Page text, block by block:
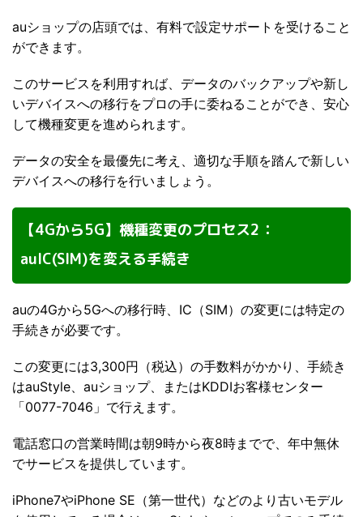
auショップの店頭では、有料で設定サポートを受けること
ができます。
このサービスを利用すれば、データのバックアップや新し
いデバイスへの移行をプロの手に委ねることができ、安心
して機種変更を進められます。
データの安全を最優先に考え、適切な手順を踏んで新しい
デバイスへの移行を行いましょう。
【4Gから5G】機種変更のプロセス2：
auIC(SIM)を変える手続き
auの4Gから5Gへの移行時、IC（SIM）の変更には特定の
手続きが必要です。
この変更には3,300円（税込）の手数料がかかり、手続き
はauStyle、auショップ、またはKDDIお客様センター
「0077-7046」で行えます。
電話窓口の営業時間は朝9時から夜8時までで、年中無休
でサービスを提供しています。
iPhone7やiPhone SE（第一世代）などのより古いモデル